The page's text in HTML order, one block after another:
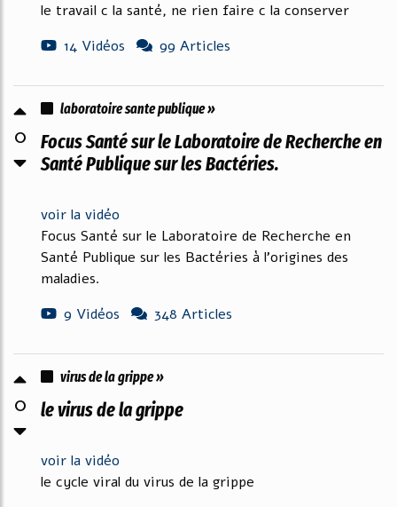
le travail c la santé, ne rien faire c la conserver
14 Vidéos
99 Articles
0
laboratoire sante publique »
Focus Santé sur le Laboratoire de Recherche en
Santé Publique sur les Bactéries.
voir la vidéo
Focus Santé sur le Laboratoire de Recherche en
Santé Publique sur les Bactéries à l'origines des
maladies.
9 Vidéos
348 Articles
0
virus de la grippe »
le virus de la grippe
voir la vidéo
le cycle viral du virus de la grippe